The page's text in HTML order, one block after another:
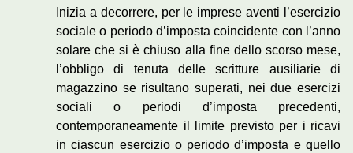
Inizia a decorrere, per le imprese aventi l’esercizio
sociale o periodo d’imposta coincidente con l’anno
solare che si è chiuso alla fine dello scorso mese,
l’obbligo di tenuta delle scritture ausiliarie di
magazzino se risultano superati, nei due esercizi
sociali o periodi d’imposta precedenti,
contemporaneamente il limite previsto per i ricavi
in ciascun esercizio o periodo d’imposta e quello